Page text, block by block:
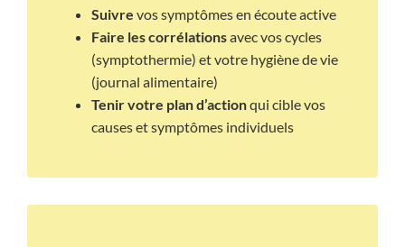
Suivre vos symptômes en écoute active
Faire les corrélationsavec vos cycles
(symptothermie) et votre hygiène de vie
(journal alimentaire)
Tenir votre plan d’actionqui cible vos
causes et symptômes individuels